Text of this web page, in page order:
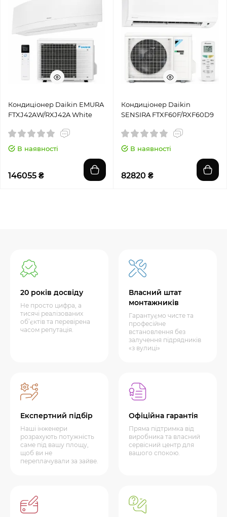
Кондиціонер Daikin EMURA
FTXJ42AW/RXJ42A White
В наявності
146055 ₴
Кондиціонер Daikin
SENSIRA FTXF60F/RXF60D9
В наявності
82820 ₴
20 років досвіду
Не просто цифра, а
тисячі реалізованих
об’єктів та перевірена
часом репутація.
Власний штат
монтажників
Гарантуємо чисте та
професійне
встановлення без
залучення підрядників
«з вулиці»
Експертний підбір
Наші інженери
розрахують потужність
саме під вашу площу,
щоб ви не
переплачували за зайве.
Офіційна гарантія
Пряма підтримка від
виробника та власний
сервісний центр для
вашого спокою.